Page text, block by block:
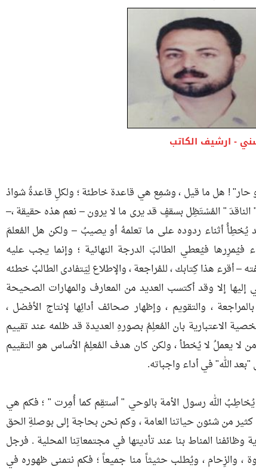
- ارشيف الكاتب
حار" ! هل ما قيل ، وسُمِع هي قاعدة خاطئة ؛ ولكلِ قاعدةُ شواذ
الناقدَ " المُسْتَظِل بسقفٍ قد يرى ما لا يرون – نعم هذه حقيقة ،–
يُخطِأُ أثناء ردوده على ما تعلمهُ أو يصيبُ – ولكن هل المُعلمَ
فيُعطي الطالبَ الدرجة النهائية ؛ وإنما يجب عليه
– أقرء هذا كِتابك ، للمُراجعة ، والإطلاع لِيَتفادى الطالبُ خطئه
إليها إلا وقد أكتسب العديد من المعارف والمهارات الصحيحة
، والتقويم ، وإظهار صحائف أدائِها لإنتاج الأفضل ،
الاعتبارية بان المُعلِمُ بصورهِ العديدة قد ظلمه عند تقييم
لا يعملُ لا يُخطأ ، ولكن كان هدف المُعلِمُ الأساس هو التقييم
الله" في أداء واجباته.
الله رسول الأمة بالوحي " أستقِم كما أُمِرت " ؛ فكم هي
كثير من شئون حياتنا العامة ، وكم نحن بحاجة إلى بوصلةِ الحق
وظائفنا المناط بنا عند تأديتها في مجتمعاتِنا المحلية . فرجل
، والزِحام ، ويُطلب حثيثاً منا جميعاً ؛ فكم نتمنى ظهوره في